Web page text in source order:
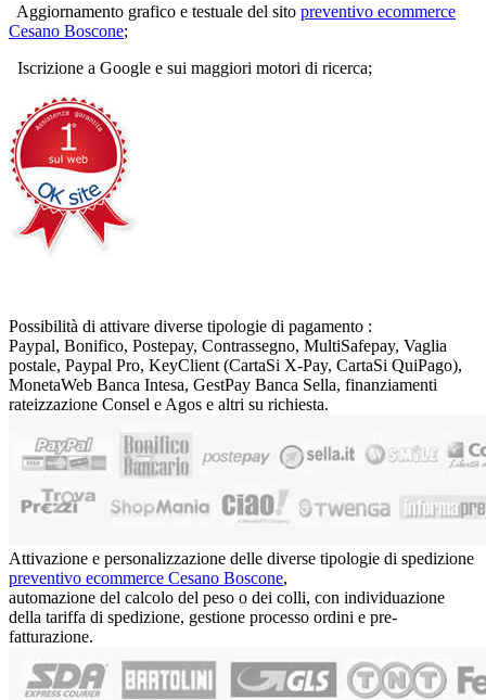
Aggiornamento grafico e testuale del sito preventivo ecommerce
Cesano Boscone;
Iscrizione a Google e sui maggiori motori di ricerca;
Possibilità di attivare diverse tipologie di pagamento :
Paypal, Bonifico, Postepay, Contrassegno, MultiSafepay, Vaglia
postale, Paypal Pro, KeyClient (CartaSi X-Pay, CartaSi QuiPago),
MonetaWeb Banca Intesa, GestPay Banca Sella, finanziamenti
rateizzazione Consel e Agos e altri su richiesta.
Attivazione e personalizzazione delle diverse tipologie di spedizione
preventivo ecommerce Cesano Boscone,
automazione del calcolo del peso o dei colli, con individuazione
della tariffa di spedizione, gestione processo ordini e pre-
fatturazione.